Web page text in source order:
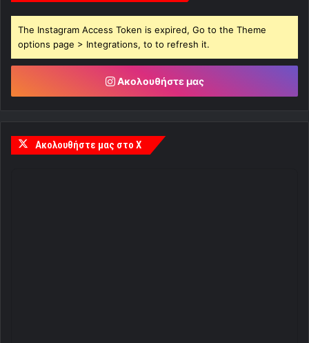
The Instagram Access Token is expired, Go to the Theme
options page > Integrations, to to refresh it.
Ακολουθήστε μας
Ακολουθήστε μας στο X